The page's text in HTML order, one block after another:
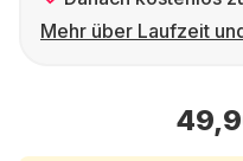
Mehr über Laufzeit